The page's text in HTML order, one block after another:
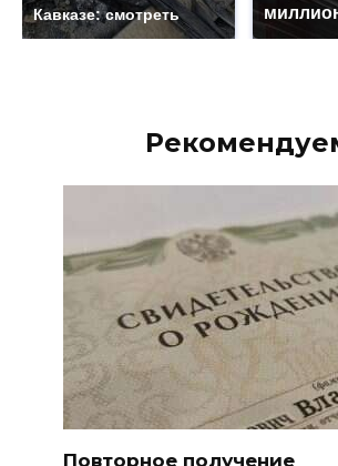
Кавказе: смотреть
Повторное получение